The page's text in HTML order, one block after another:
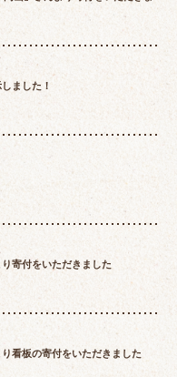
しました！
寄付をいただきました
看板の寄付をいただきました